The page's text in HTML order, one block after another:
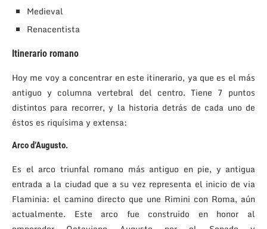
Medieval
Renacentista
Itinerario romano
Hoy me voy a concentrar en este itinerario, ya que es el más
antiguo y columna vertebral del centro. Tiene 7 puntos
distintos para recorrer, y la historia detrás de cada uno de
éstos es riquísima y extensa:
Arco d’Augusto.
Es el arco triunfal romano más antiguo en pie, y antigua
entrada a la ciudad que a su vez representa el inicio de via
Flaminia: el camino directo que une Rimini con Roma, aún
actualmente. Este arco fue construido en honor al